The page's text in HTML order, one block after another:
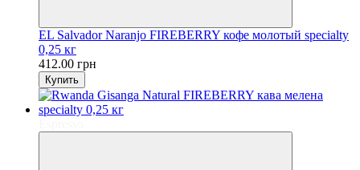
EL Salvador Naranjo FIREBERRY кофе молотый specialty
0,25 кг
412.00 грн
Купить